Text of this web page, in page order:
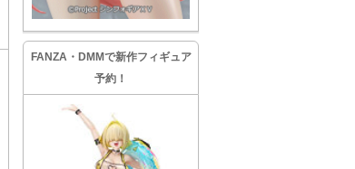
FANZA・DMMで新作フィギュア
予約！